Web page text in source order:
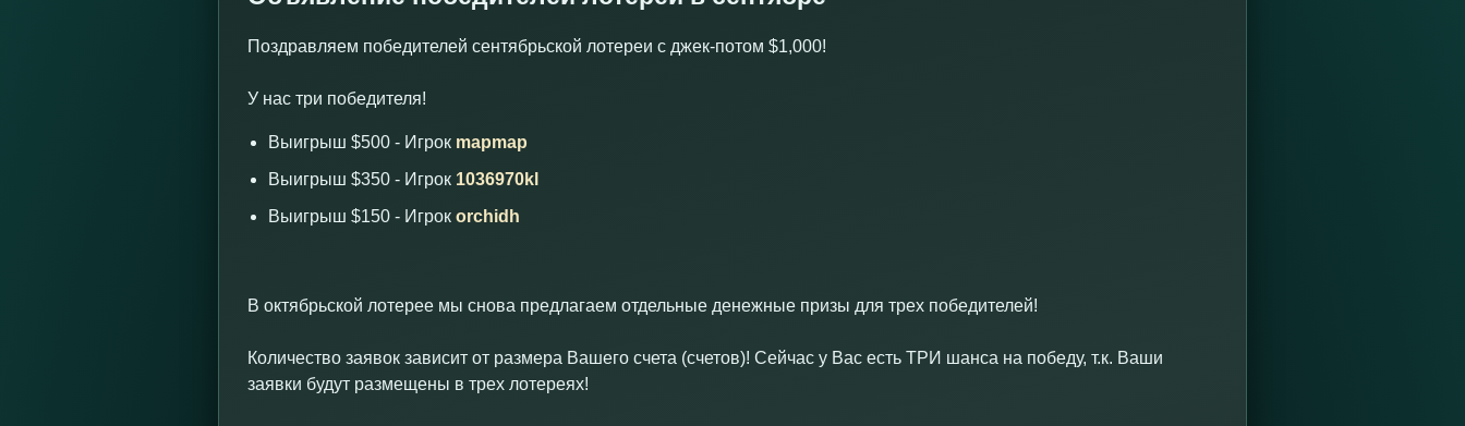
Поздравляем победителей сентябрьской лотереи с джек-потом $1,000!
У нас три победителя!
Выигрыш $500 - Игрок mapmap
Выигрыш $350 - Игрок 1036970kl
Выигрыш $150 - Игрокorchidh
В октябрьской лотерее мы снова предлагаем отдельные денежные призы для трех победителей!
Количество заявок зависит от размера Вашего счета (счетов)! Сейчас у Вас есть ТРИ шанса на победу, т.к. Ваши
заявки будут размещены в трех лотереях!